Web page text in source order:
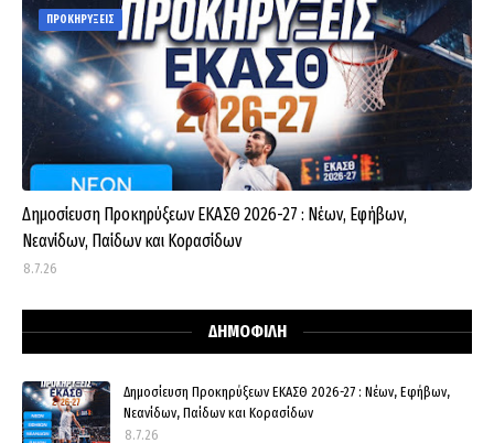
ΠΡΟΚΗΡΥΞΕΙΣ
Δημοσίευση Προκηρύξεων ΕΚΑΣΘ 2026-27 : Νέων, Εφήβων,
Νεανίδων, Παίδων και Κορασίδων
8.7.26
ΔΗΜΟΦΙΛΗ
Δημοσίευση Προκηρύξεων ΕΚΑΣΘ 2026-27 : Νέων, Εφήβων,
Νεανίδων, Παίδων και Κορασίδων
8.7.26